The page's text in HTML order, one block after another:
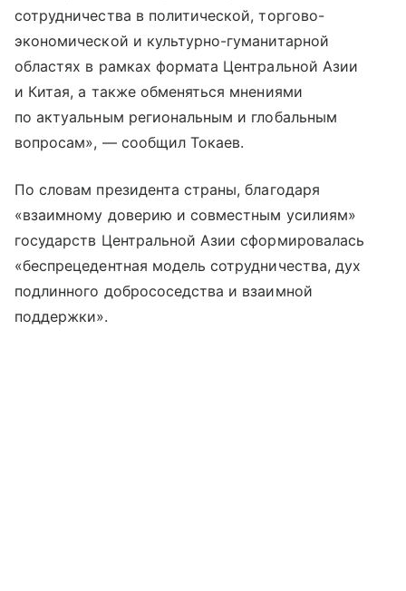
сотрудничества в политической, торгово-
экономической и культурно-гуманитарной
областях в рамках формата Центральной Азии
и Китая, а также обменяться мнениями
по актуальным региональным и глобальным
вопросам», — сообщил Токаев.
По словам президента страны, благодаря
«взаимному доверию и совместным усилиям»
государств Центральной Азии сформировалась
«беспрецедентная модель сотрудничества, дух
подлинного добрососедства и взаимной
поддержки».